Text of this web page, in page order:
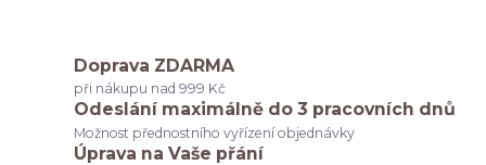
Doprava ZDARMA
při nákupu nad 999 Kč
Odeslání maximálně do 3 pracovních dnů
Možnost přednostního vyřízení objednávky
Úprava na Vaše přání